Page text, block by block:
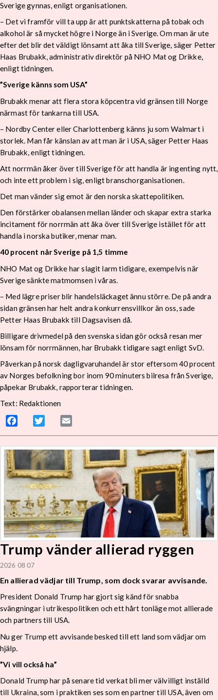
Sverige gynnas, enligt organisationen.
– Det vi framför vill ta upp är att punktskatterna på tobak och
alkohol är så mycket högre i Norge än i Sverige. Om man är ute
efter det blir det väldigt lönsamt att åka till Sverige, säger Petter
Haas Brubakk, administrativ direktör på NHO Mat og Drikke,
enligt tidningen.
”Sverige känns som USA”
Brubakk menar att flera stora köpcentra vid gränsen till Norge
närmast för tankarna till USA.
– Nordby Center eller Charlottenberg känns ju som Walmart i
storlek. Man får känslan av att man är i USA, säger Petter Haas
Brubakk, enligt tidningen.
Att norrmän åker över till Sverige för att handla är ingenting nytt,
och inte ett problem i sig, enligt branschorganisationen.
Det man vänder sig emot är den norska skattepolitiken.
Den förstärker obalansen mellan länder och skapar extra starka
incitament för norrmän att åka över till Sverige istället för att
handla i norska butiker, menar man.
40 procent når Sverige på 1,5 timme
NHO Mat og Drikke har slagit larm tidigare, exempelvis när
Sverige sänkte matmomsen i våras.
– Med lägre priser blir handelsläckaget ännu större. De på andra
sidan gränsen har helt andra konkurrensvillkor än oss, sade
Petter Haas Brubakk till Dagsavisen då.
Billigare drivmedel på den svenska sidan gör också resan mer
lönsam för norrmännen, har Brubakk tidigare sagt enligt SvD.
Påverkan på norsk dagligvaruhandel är stor eftersom 40 procent
av Norges befolkning bor inom 90 minuters bilresa från Sverige,
påpekar Brubakk, rapporterar tidningen.
Text: Redaktionen
Facebook Twitter
Trump vänder allierad ryggen
2026 08 07
En allierad vädjar till Trump, som dock svarar avvisande.
President Donald Trump har gjort sig känd för snabba
svängningar i utrikespolitiken och ett hårt tonläge mot allierade
och partners till USA.
Nu ger Trump ett avvisande besked till ett land som vädjar om
hjälp.
”Vi vill också ha”
Donald Trump har på senare tid verkat bli mer välvilligt inställd
till Ukraina, som i praktiken ses som en partner till USA, även om